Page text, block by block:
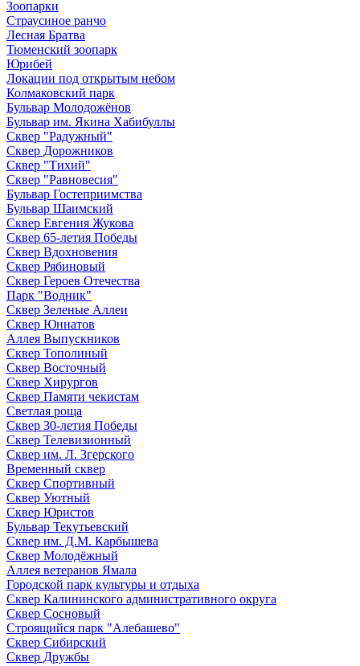
Зоопарки
Страусиное ранчо
Лесная Братва
Тюменский зоопарк
Юрибей
Локации под открытым небом
Колмаковский парк
Бульвар Молодожёнов
Бульвар им. Якина Хабибуллы
Сквер "Радужный"
Сквер Дорожников
Сквер "Тихий"
Cквер "Равновесия"
Бульвар Гостеприимства
Бульвар Шаимский
Сквер Евгения Жукова
Сквер 65-летия Победы
Сквер Вдохновения
Сквер Рябиновый
Сквер Героев Отечества
Парк "Водник"
Сквер Зеленые Аллеи
Сквер Юннатов
Аллея Выпускников
Сквер Тополиный
Сквер Восточный
Сквер Хирургов
Сквер Памяти чекистам
Светлая роща
Сквер 30-летия Победы
Сквер Телевизионный
Сквер им. Л. Згерского
Временный сквер
Сквер Спортивный
Сквер Уютный
Сквер Юристов
Бульвар Текутьевский
Сквер им. Д.М. Карбышева
Сквер Молодёжный
Аллея ветеранов Ямала
Городской парк культуры и отдыха
Сквер Калининского административного округа
Сквер Сосновый
Строящийся парк "Алебашево"
Сквер Сибирский
Сквер Дружбы